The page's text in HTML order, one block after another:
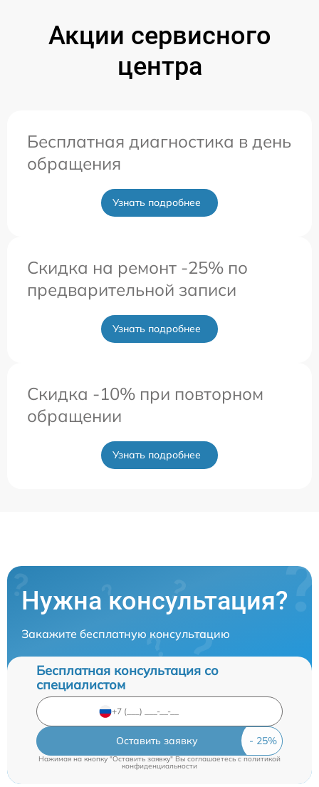
Акции сервисного
центра
Бесплатная диагностика в день
обращения
Узнать подробнее
Скидка на ремонт -25% по
предварительной записи
Узнать подробнее
Скидка -10% при повторном
обращении
Узнать подробнее
Нужна консультация?
Закажите бесплатную консультацию
Бесплатная консультация со
специалистом
Оставить заявку
Нажимая на кнопку "Оставить заявку" Вы соглашаетесь cполитикой
конфиденциальности